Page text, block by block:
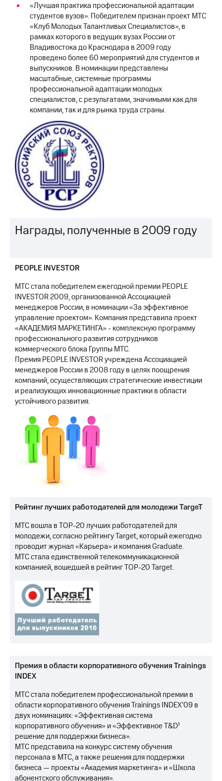
облигаций
Другое
Регистратор
Реквизиты
Контакты
развитие
деловая этика
На главную
«Лучшая практика профессиональной адаптации
студентов вузов». Победителем признан проект МТС
«Клуб Молодых Талантливых Специалистов», в
рамках которого в ведущих вузах России от
Владивостока до Краснодара в 2009 году
проведено более 60 мероприятий для студентов и
выпускников. В номинации представлены
масштабные, системные программы
профессиональной адаптации молодых
специалистов, с результатами, значимыми как для
компании, так и для рынка труда страны.
Награды, полученные в 2009 году
PEOPLE INVESTOR
МТС стала победителем ежегодной премии PEOPLE
INVESTOR 2009, организованной Ассоциацией
менеджеров России, в номинации «За эффективное
управление проектом». Компания представила проект
«АКАДЕМИЯ МАРКЕТИНГА» - комплексную программу
профессионального развития сотрудников
коммерческого блока Группы МТС.
Премия PEOPLE INVESTOR учреждена Ассоциацией
менеджеров России в 2008 году в целях поощрения
компаний, осуществляющих стратегические инвестиции
и реализующих инновационные практики в области
устойчивого развития.
Рейтинг лучших работодателей для молодежи TargeT
МТС вошла в TOP-20 лучших работодателей для
молодежи, согласно рейтингу Target, который ежегодно
проводит журнал «Карьера» и компания Graduate.
МТС стала единственной телекоммуникационной
компанией, вошедшей в рейтинг TOP-20 Target.
Премия в области корпоративного обучения Trainings
INDEX
МТС стала победителем профессиональной премии в
области корпоративного обучения Trainings INDEX’09 в
двух номинациях: «Эффективная система
корпоративного обучения» и «Эффективное T&D¹
решение для поддержки бизнеса».
МТС представила на конкурс систему обучения
персонала в МТС, а также решения для поддержки
бизнеса — проекты «Академия маркетинга» и «Школа
абонентского обслуживания».